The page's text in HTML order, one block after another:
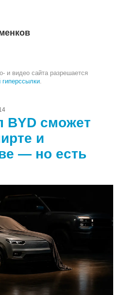
и видео сайта разрешается
гиперссылки
BYD сможет
и
— но есть